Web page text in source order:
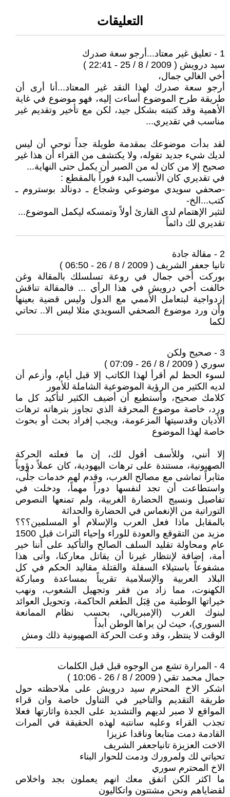
التعليقات
1 - تعليق غير معتاد...أرجو سعة صدرك
سيد درويش ( 2009 / 8 / 25 - 22:41 )
أخي الغالي جمال،
أرجو سعة صدرك لهذا النقد غير المعتاد...أنا أرى أن
طريقة طرح الموضوع أساءت إليه، فهو موضوع في غاية
الأهمية وقد كتبته بشكل جيد، لكن مع تأخير وتقديم غير
مناسب في تقديري...
لقد بدأت موضوعك بمقدمة طويلة جداً توحي أن ليس
لديك شيء جديد تقوله، ولا يكتشف من القراء أن هذا غير
صحيح إلا من كان له من الصبر أن يكمل حتى النهاية...
في تقديري كان الأنسب البدء فوراً بالمقطع :
-صحفي سويدي موضوعي وشجاع ـ دونالد بوستروم ـ
كتب...الخ-
لتثير الإهتمام لدى القارئ أولاً وتمسكه ليكمل الموضوع...
تقديري لك دائماً
2 - مقالة جادة
تانيا جعفر الشريف ( 2009 / 8 / 26 - 06:50 )
بوركت أخي جمال في روعة تسلسلك بالمقالة وغن
خالفت أخي درويش في هذا الرأي ... فالمقالة تناقش
إزدواجية لبتعامل الأممي مع الدول وليس قضية بعينها
وأن ورد موضوع الصحفي السويدي مثلا ليس الا.. تحاتي
لكما
3 - صحيح ولكن
سوري ( 2009 / 8 / 26 - 07:09 )
لسوء الحظ لم أقرأ لهذا الكاتب إلا قبل أيام، وأزعم أن
لديه الكثير من الرؤية الموضوعية الشاملة للأمور
كلامك صحيح، وأستطيع أن أضيف الكثير لتأكيد كل ما
ورد، خاصة موضوع المحرقة الذي تجاوز بترهاته ترهات
الأديان وقدسيتها المزعومة، ويجب إفراد بحث أو بحوث
خاصة لهذا الموضوع
إلا أنني، وللأسف أقول لك، إن ما فعلته الحركة
الصهيونية، مستندة على ترهات اليهودية، كان عملاً دؤوباً
مثابراً تماشى مع مصالح الغرب، وقدم لهم خدمات جلًى،
واستطاعت أن تجد لنفسها دوراً مهماً، ودخلت في
تفاصيل ونسيج الحضارة الغربية، ولم تمنعها النصوص
التوراتية من الإنغماس في الحضارة والحداثة
بالمقابل ماذا فعل العرب والإسلام أو المسلمين؟؟؟
مزيد من التقوقع والعودة للوراء وإحياء التراث قبل 1500
عام ومحاولة تقليد السلف الصالح والتأكيد على أننا خير
أمة، إضافة لإنتظار غيرنا أن يقاتل معاركنا، وأتى هذا
مشفوعاً باستيلاء السفلة والقتلة مقاليد الحكم في كل
البلاد العربية والإسلامية تقريباً بمساعدة ومباركة
الكهنوت، مما زاد من فقر وتجهيل الشعوب، ونهب
خيراتها الوطنية من قِبَل الطغم الحاكمة، وتحويل العوائد
لبنوك الغرب (الإمبريالي، بحسب نظام الممانعة
السوري)، حيث لن يراها الوطن أبداً
الوقت لا ينتظر، وقد وعت الحركة الصهيونية ذلك ومش
4 - المرارة تشع من الوجوه قبل قبل الكلمات
جمال محمد تقي ( 2009 / 8 / 26 - 10:06 )
اشكر الاخ المحترم سيد درويش على ملاحظته حول
طريقة التقديم والتاخير في التناول خاصة وان قراء
المواقع لا صبر لديهم والتشديد على الجدة واثارتها فعلا
تجذب القراء وعليه سانتبه لهذه الحقيقة في المرات
القادمة دمت متابعا وناقدا عزيزا
الاخت العزيزة تانياجعفر الشريف
تحياتي لك ولمرورك ودمت للحوار البناء
الاخ المحترم سوري
ما اكثر الكن اتفق معك انهم يعملون بجد واخلاص
لقضاياهم ونحن مشتتون واتكاليون